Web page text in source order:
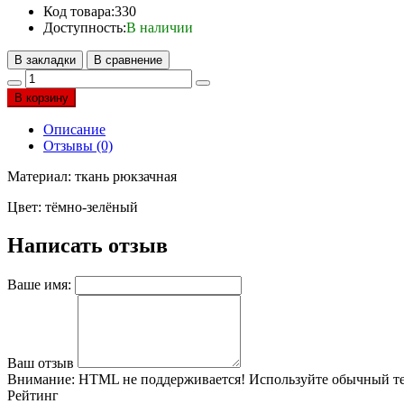
Код товара:330
Доступность:В наличии
В закладки В сравнение
В корзину
Описание
Отзывы (0)
Материал: ткань рюкзачная
Цвет: тёмно-зелёный
Написать отзыв
Ваше имя:
Ваш отзыв
Внимание: HTML не поддерживается! Используйте обычный
Рейтинг